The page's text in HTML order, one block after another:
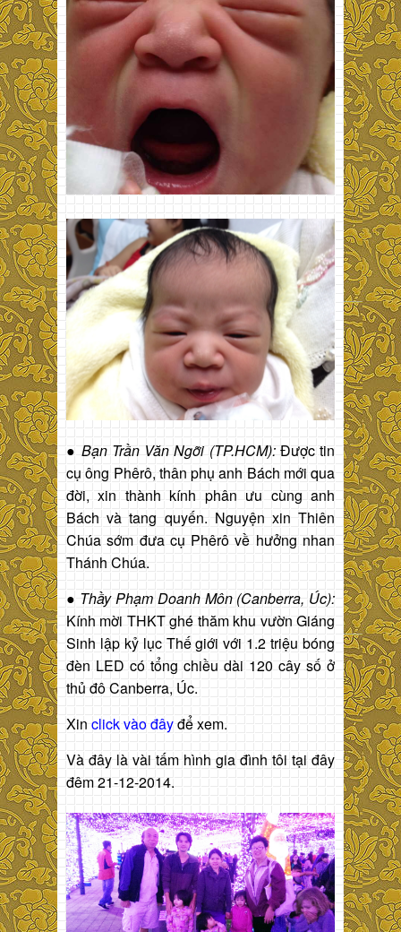
● Bạn Trần Văn Ngỡi (TP.HCM):Được tin
cụ ông Phêrô, thân phụ anh Bách mới qua
đời, xin thành kính phân ưu cùng anh
Bách và tang quyến. Nguyện xin Thiên
Chúa sớm đưa cụ Phêrô về hưởng nhan
Thánh Chúa.
● Thầy Phạm Doanh Môn (Canberra, Úc):
Kính mời THKT ghé thăm khu vườn Giáng
Sinh lập kỷ lục Thế giới với 1.2 triệu bóng
đèn LED có tổng chiều dài 120 cây số ở
thủ đô Canberra, Úc.
Xin click vào đâyđể xem.
Và đây là vài tấm hình gia đình tôi tại đây
đêm 21-12-2014.